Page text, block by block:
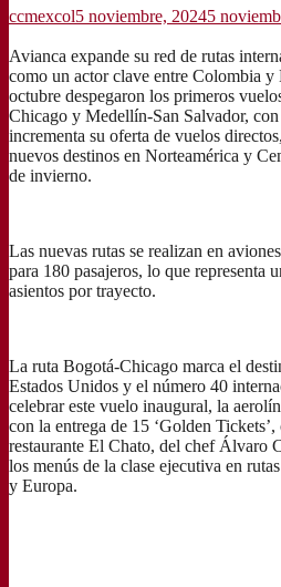
ccmexcol5 noviembre, 20245
Avianca expande su red de rutas
como un actor clave entre Colombia y
octubre despegaron los primeros
Chicago y Medellín-San Salvador,
incrementa su oferta de vuelos
nuevos destinos en Norteamérica y
de invierno.
Las nuevas rutas se realizan en
para 180 pasajeros, lo que representa
asientos por trayecto.
La ruta Bogotá-Chicago marca el
Estados Unidos y el número 40
celebrar este vuelo inaugural, la
con la entrega de 15 ‘Golden
restaurante El Chato, del chef Álvaro
los menús de la clase ejecutiva en
y Europa.